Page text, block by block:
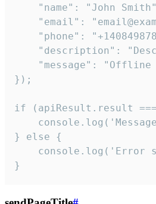
"name": "John
"email":
"phone":
"description":
"message": "Offline
});
if (apiResult.result
} else {
console.log('Error
}